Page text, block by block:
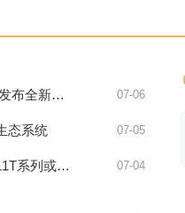
池和多项创新功能 07-06
态系统 07-05
包括一款Pro版本 07-04